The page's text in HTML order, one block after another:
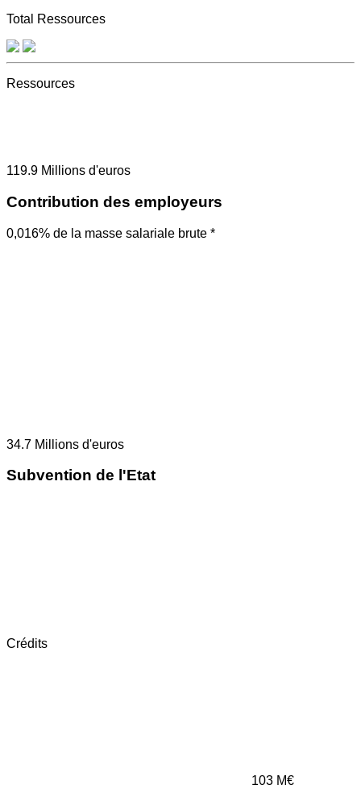
Total Ressources
Ressources
119.9 Millions d'euros
Contribution des employeurs
0,016% de la masse salariale brute *
34.7 Millions d'euros
Subvention de l'Etat
Crédits
103 M€